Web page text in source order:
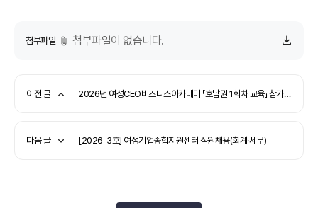
첨부파일 첨부파일이 없습니다.
이전 글 2026년 여성CEO비즈니스아카데미 「호남권 1회차 교육」 참가자 모집 안내(~6.9)
다음 글 [2026-3호] 여성기업종합지원센터 직원채용(회계·세무)